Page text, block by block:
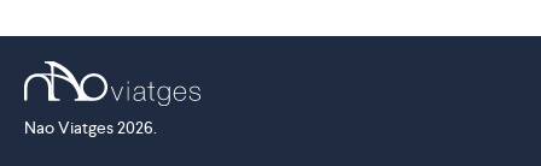
Nao Viatges 2026.